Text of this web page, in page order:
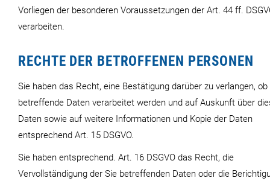
Vorliegen der besonderen Voraussetzungen der Art. 44 ff.
verarbeiten.
RECHTE DER BETROFFENEN PERSONEN
Sie haben das Recht, eine Bestätigung darüber zu verlangen, ob
betreffende Daten verarbeitet werden und auf Auskunft über
Daten sowie auf weitere Informationen und Kopie der Daten
entsprechend Art. 15 DSGVO.
Sie haben entsprechend. Art. 16 DSGVO das Recht, die
Vervollständigung der Sie betreffenden Daten oder die